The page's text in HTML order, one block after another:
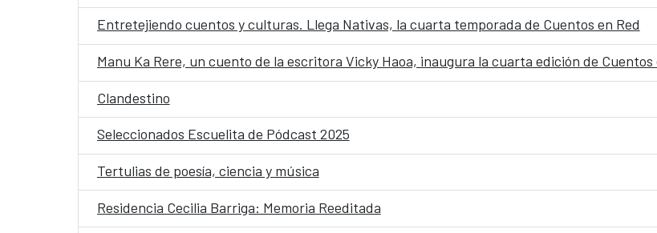
Entretejiendo cuentos y culturas. Llega Nativas, la cuarta temporada de Cuentos en Red
Clandestino
Seleccionados Escuelita de Pódcast 2025
Tertulias de poesía, ciencia y música
Residencia Cecilia Barriga: Memoria Reeditada